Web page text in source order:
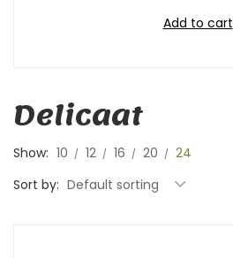
Add to cart
Delicaat
Show: 10 12 16 20
24
Sort by: Default sorting